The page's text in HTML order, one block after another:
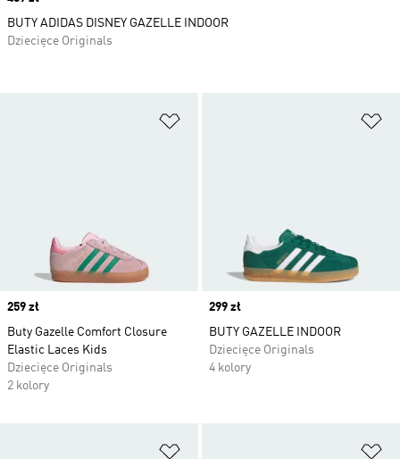
Price
259 zł
Buty Gazelle Comfort Closure
Elastic Laces Kids
Dziecięce Originals
2 kolory
Price
299 zł
BUTY GAZELLE INDOOR
Dziecięce Originals
4 kolory
BUTY ADIDAS DISNEY GAZELLE INDOOR
Dziecięce Originals